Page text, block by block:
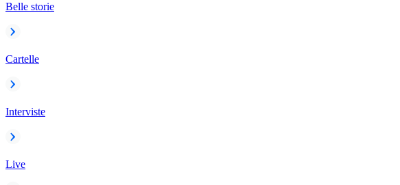
Belle storie
Cartelle
Interviste
Live